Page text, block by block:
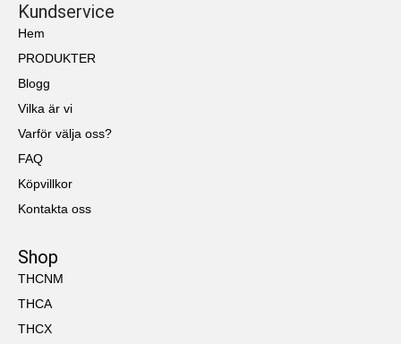
Kundservice
Hem
PRODUKTER
Blogg
Vilka är vi
Varför välja oss?
FAQ
Köpvillkor
Kontakta oss
Shop
THCNM
THCA
THCX